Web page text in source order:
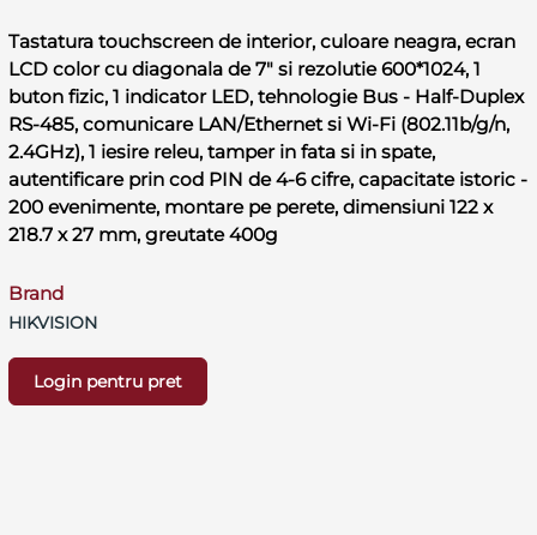
Tastatura touchscreen de interior, culoare neagra, ecran
LCD color cu diagonala de 7" si rezolutie 600*1024, 1
buton fizic, 1 indicator LED, tehnologie Bus - Half-Duplex
RS-485, comunicare LAN/Ethernet si Wi-Fi (802.11b/g/n,
2.4GHz), 1 iesire releu, tamper in fata si in spate,
autentificare prin cod PIN de 4-6 cifre, capacitate istoric -
200 evenimente, montare pe perete, dimensiuni 122 x
218.7 x 27 mm, greutate 400g
Brand
HIKVISION
Login pentru pret